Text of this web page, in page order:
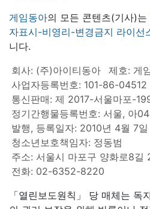
게임동아의 모든 콘텐츠(기사)는
자표시-비영리-변경금지 라이선
니다.
회사: (주)아이티동아
제호: 게
사업자등록번호: 101-86-04512
통신판매: 제 2017-서울마포-
정기간행물등록번호: 서울, 아
발행, 등록일자: 2010년 4월 7일
청소년보호책임자: 정동범
주소: 서울시 마포구 양화로8
전화: 02-6352-8220
「열린보도원칙」 당 매체는 독